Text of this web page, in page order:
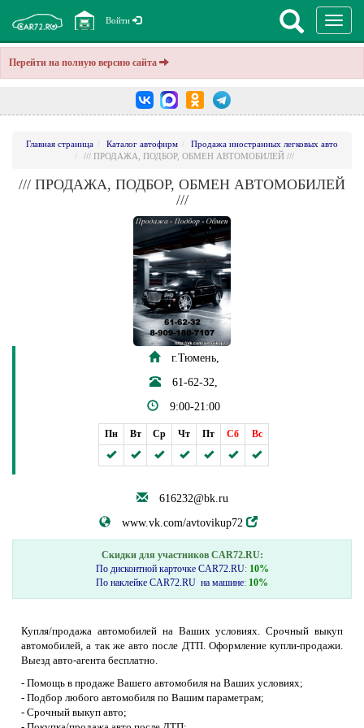
Перейти на полную версию сайта
Войти
Главная страница Каталог автофирм
Продажа иностранных легковых авто
/// ПРОДАЖА, ПОДБОР, ОБМЕН АВТОМОБИЛЕЙ ///
/// ПРОДАЖА, ПОДБОР, ОБМЕН АВТОМОБИЛЕЙ
///
г.Тюмень,
61-62-32,
9:00-21:00
Пн Вт Ср Чт Пт Сб Вс
616232@bk.ru
www.vk.com/avtovikup72
Скидки для участников CAR72.RU:
По дисконтной карточке CAR72.RU: 10%
По наклейке CAR72.RU на машине: 10%
Купля/продажа автомобилей на Ваших условиях. Срочный выкуп
автомобилей, а так же авто после ДТП. Оформление купли-продажи.
Выезд авто-агента бесплатно.
- Помощь в продаже Вашего автомобиля на Ваших условиях;
- Подбор любого автомобиля по Вашим параметрам;
- Срочный выкуп авто;